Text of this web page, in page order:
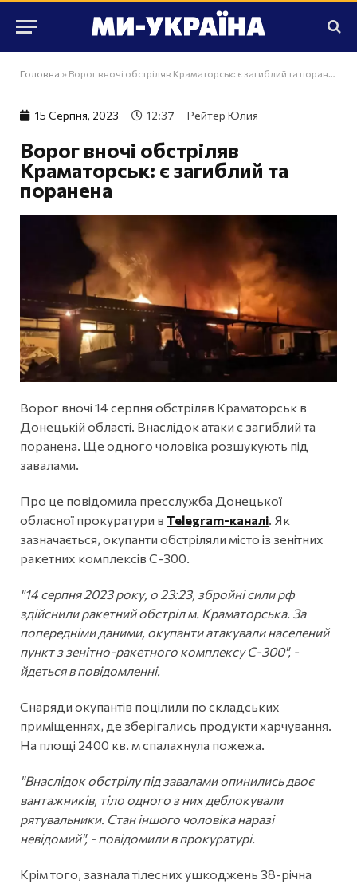
Головна » Ворог вночі обстріляв Краматорськ: є загиблий та поранена
15 Серпня, 2023 12:37 Рейтер Юлия
Ворог вночі обстріляв
Краматорськ: є загиблий та
поранена
Ворог вночі 14 серпня обстріляв Краматорськ в
Донецькій області. Внаслідок атаки є загиблий та
поранена. Ще одного чоловіка розшукують під
завалами.
Про це повідомила пресслужба Донецької
обласної прокуратури в Telegram-каналі . Як
зазначається, окупанти обстріляли місто із зенітних
ракетних комплексів С-300.
"14 серпня 2023 року, о 23:23, збройні сили рф
здійснили ракетний обстріл м. Краматорська. За
попередніми даними, окупанти атакували населений
пункт з зенітно-ракетного комплексу С-300", -
йдеться в повідомленні.
Снаряди окупантів поцілили по складських
приміщеннях, де зберігались продукти харчування.
На площі 2400 кв. м спалахнула пожежа.
"Внаслідок обстрілу під завалами опинились двоє
вантажників, тіло одного з них деблокували
рятувальники. Стан іншого чоловіка наразі
невідомий", - повідомили в прокуратурі.
Крім того, зазнала тілесних ушкоджень 38-річна